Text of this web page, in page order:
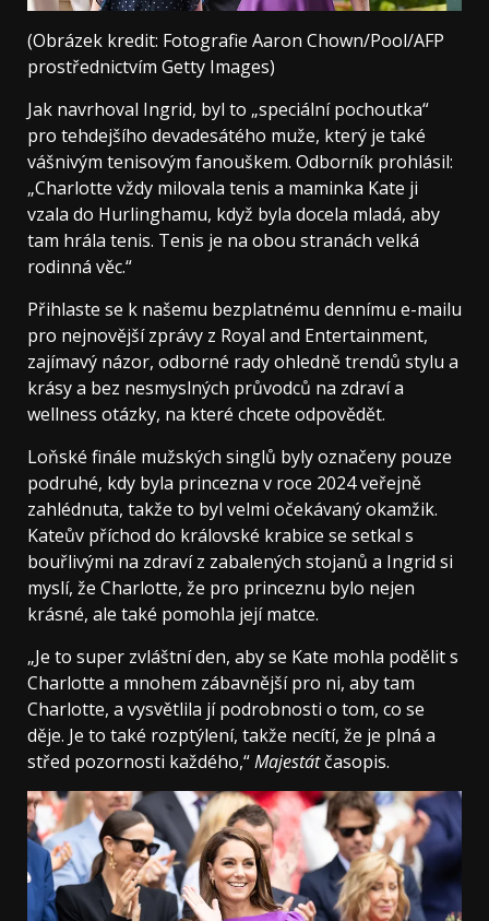
(Obrázek kredit: Fotografie Aaron Chown/Pool/AFP
prostřednictvím Getty Images)
Jak navrhoval Ingrid, byl to „speciální pochoutka“
pro tehdejšího devadesátého muže, který je také
vášnivým tenisovým fanouškem. Odborník prohlásil:
„Charlotte vždy milovala tenis a maminka Kate ji
vzala do Hurlinghamu, když byla docela mladá, aby
tam hrála tenis. Tenis je na obou stranách velká
rodinná věc.“
Přihlaste se k našemu bezplatnému dennímu e-mailu
pro nejnovější zprávy z Royal and Entertainment,
zajímavý názor, odborné rady ohledně trendů stylu a
krásy a bez nesmyslných průvodců na zdraví a
wellness otázky, na které chcete odpovědět.
Loňské finále mužských singlů byly označeny pouze
podruhé, kdy byla princezna v roce 2024 veřejně
zahlédnuta, takže to byl velmi očekávaný okamžik.
Kateův příchod do královské krabice se setkal s
bouřlivými na zdraví z zabalených stojanů a Ingrid si
myslí, že Charlotte, že pro princeznu bylo nejen
krásné, ale také pomohla její matce.
„Je to super zvláštní den, aby se Kate mohla podělit s
Charlotte a mnohem zábavnější pro ni, aby tam
Charlotte, a vysvětlila jí podrobnosti o tom, co se
děje. Je to také rozptýlení, takže necítí, že je plná a
střed pozornosti každého,“Majestátčasopis.